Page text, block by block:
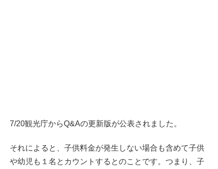
7/20観光庁からQ&Aの更新版が公表されました。
それによると、子供料金が発生しない場合も含めて子供
や幼児も１名とカウントするとのことです。つまり、子